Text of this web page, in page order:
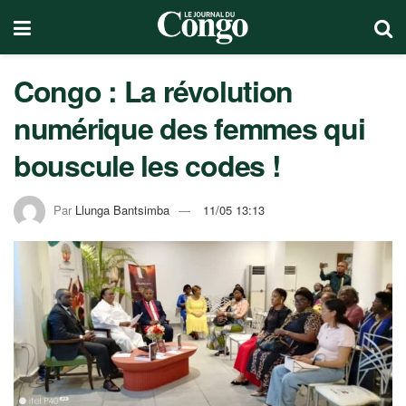
Congo : La révolution
numérique des femmes qui
bouscule les codes !
Par Llunga Bantsimba 11/05 13:13